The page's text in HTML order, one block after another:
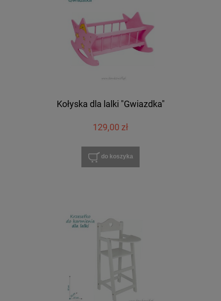
Kołyska dla lalki "Gwiazdka"
129,00 zł
do koszyka